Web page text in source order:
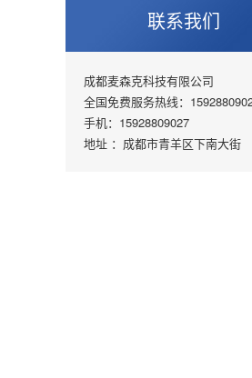
联系我们
成都麦森克科技有限公司
全国免费服务热线：
手机：15928809027
地址 ：成都市青羊区下南大街